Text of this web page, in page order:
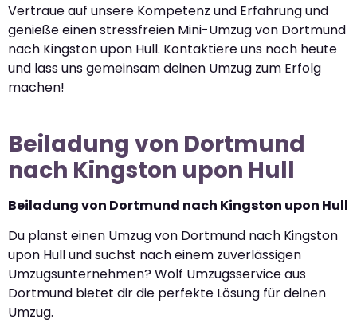
Vertraue auf unsere Kompetenz und Erfahrung und
genieße einen stressfreien Mini-Umzug von Dortmund
nach Kingston upon Hull. Kontaktiere uns noch heute
und lass uns gemeinsam deinen Umzug zum Erfolg
machen!
Beiladung von Dortmund
nach Kingston upon Hull
Beiladung von Dortmund nach Kingston upon Hull
Du planst einen Umzug von Dortmund nach Kingston
upon Hull und suchst nach einem zuverlässigen
Umzugsunternehmen? Wolf Umzugsservice aus
Dortmund bietet dir die perfekte Lösung für deinen
Umzug.